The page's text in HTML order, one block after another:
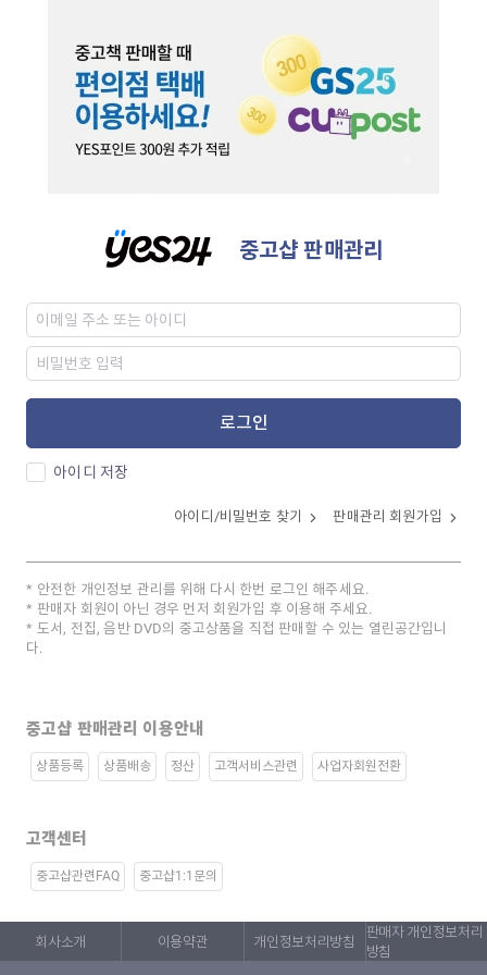
중고샵 판매관리
로그인
아이디 저장
아이디/비밀번호 찾기 판매관리 회원가입
안전한 개인정보 관리를 위해 다시 한번 로그인 해주세요.
판매자 회원이 아닌 경우 먼저 회원가입 후 이용해 주세요.
도서, 전집, 음반 DVD의 중고상품을 직접 판매할 수 있는 열린공간입니
다.
중고샵 판매관리 이용안내
상품등록 상품배송 정산 고객서비스관련 사업자회원전환
고객센터
중고샵관련FAQ 중고샵1:1문의
회사소개 이용약관 개인정보처리방침
판매자 개인정보처리
방침